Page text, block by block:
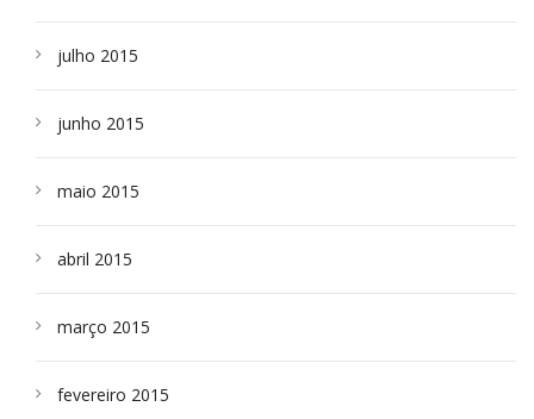
julho 2015
junho 2015
maio 2015
abril 2015
março 2015
fevereiro 2015